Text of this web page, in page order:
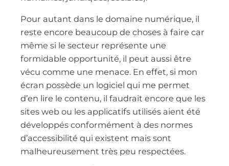
Pour autant dans le domaine numérique, il
reste encore beaucoup de choses à faire car
même si le secteur représente une
formidable opportunité, il peut aussi être
vécu comme une menace. En effet, si mon
écran possède un logiciel qui me permet
d’en lire le contenu, il faudrait encore que les
sites web ou les applicatifs utilisés aient été
développés conformément à des normes
d’accessibilité qui existent mais sont
malheureusement très peu respectées.